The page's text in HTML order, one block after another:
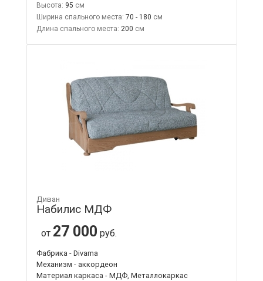
Высота: 95
Ширина спального места: 70 - 180
Длина спального места: 200
Диван
Набилис МДФ
от 27 000 руб.
Фабрика - Divama
Механизм - аккордеон
Материал каркаса - МДФ, Металлокаркас